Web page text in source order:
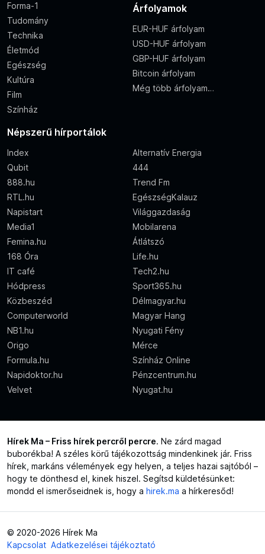
Forma-1
Tudomány
Technika
Életmód
Egészség
Kultúra
Film
Színház
Árfolyamok
EUR-HUF árfolyam
USD-HUF árfolyam
GBP-HUF árfolyam
Bitcoin árfolyam
Még több árfolyam…
Népszerű hírportálok
Index
Alternatív Energia
Qubit
444
888.hu
Trend Fm
RTL.hu
EgészségKalauz
Napistart
Világgazdaság
Media1
Mobilarena
Femina.hu
Átlátszó
168 Óra
Life.hu
IT café
Tech2.hu
Hódpress
Sport365.hu
Közbeszéd
Délmagyar.hu
Computerworld
Magyar Hang
NB1.hu
Nyugati Fény
Origo
Mérce
Formula.hu
Színház Online
Napidoktor.hu
Pénzcentrum.hu
Velvet
Nyugat.hu
Hírek Ma – Friss hírek percről percre. Ne zárd magad
buborékba! A széles körű tájékozottság mindenkinek jár. Friss
hírek, markáns vélemények egy helyen, a teljes hazai sajtóból –
hogy te dönthesd el, kinek hiszel. Segítsd küldetésünket:
mondd el ismerőseidnek is, hogy a hirek.ma a hírkeresőd!
© 2020-2026 Hírek Ma
Kapcsolat Adatkezelései tájékoztató